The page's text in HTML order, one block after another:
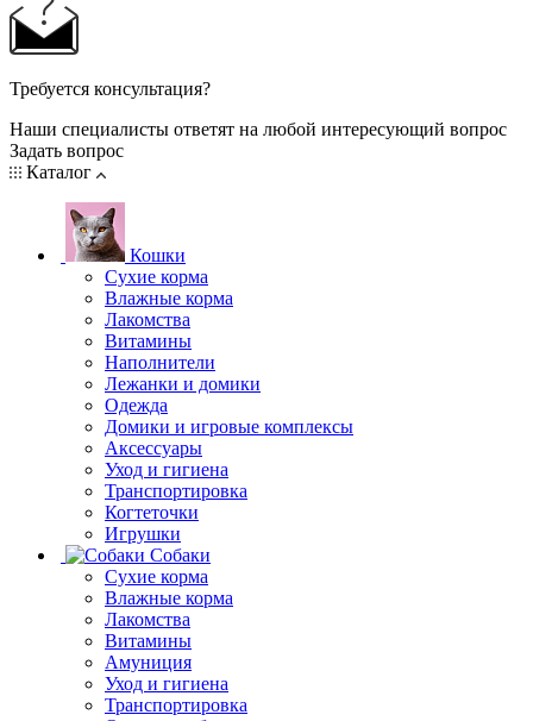
Требуется консультация?
Наши специалисты ответят на любой интересующий вопрос
Задать вопрос
Каталог
Кошки
Сухие корма
Влажные корма
Лакомства
Витамины
Наполнители
Лежанки и домики
Одежда
Домики и игровые комплексы
Аксессуары
Уход и гигиена
Транспортировка
Когтеточки
Игрушки
Собаки
Сухие корма
Влажные корма
Лакомства
Витамины
Амуниция
Уход и гигиена
Транспортировка